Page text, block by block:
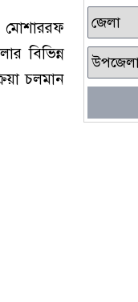
মোশাররফ
বিভিন্ন
চলমান